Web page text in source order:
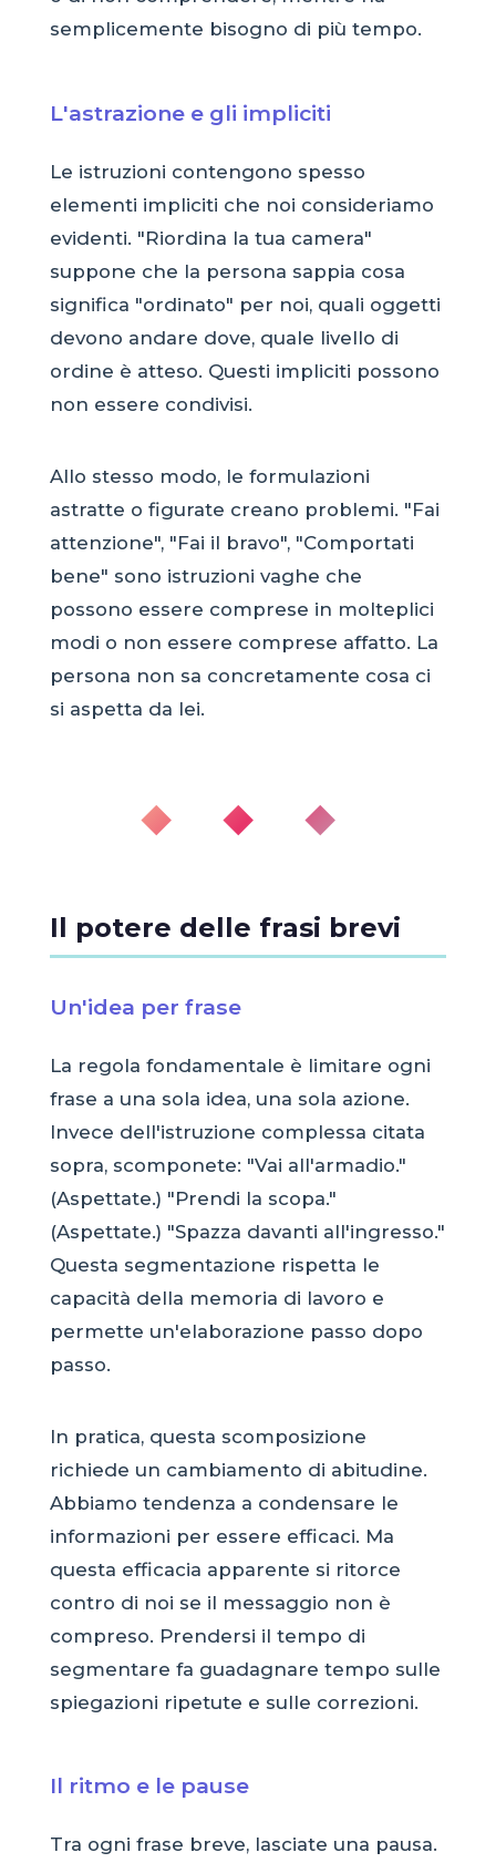
semplicemente bisogno di più tempo.
L'astrazione e gli impliciti
Le istruzioni contengono spesso
elementi impliciti che noi consideriamo
evidenti. "Riordina la tua camera"
suppone che la persona sappia cosa
significa "ordinato" per noi, quali oggetti
devono andare dove, quale livello di
ordine è atteso. Questi impliciti possono
non essere condivisi.
Allo stesso modo, le formulazioni
astratte o figurate creano problemi. "Fai
attenzione", "Fai il bravo", "Comportati
bene" sono istruzioni vaghe che
possono essere comprese in molteplici
modi o non essere comprese affatto. La
persona non sa concretamente cosa ci
si aspetta da lei.
◆ ◆ ◆
Il potere delle frasi brevi
Un'idea per frase
La regola fondamentale è limitare ogni
frase a una sola idea, una sola azione.
Invece dell'istruzione complessa citata
sopra, scomponete: "Vai all'armadio."
(Aspettate.) "Prendi la scopa."
(Aspettate.) "Spazza davanti all'ingresso."
Questa segmentazione rispetta le
capacità della memoria di lavoro e
permette un'elaborazione passo dopo
passo.
In pratica, questa scomposizione
richiede un cambiamento di abitudine.
Abbiamo tendenza a condensare le
informazioni per essere efficaci. Ma
questa efficacia apparente si ritorce
contro di noi se il messaggio non è
compreso. Prendersi il tempo di
segmentare fa guadagnare tempo sulle
spiegazioni ripetute e sulle correzioni.
Il ritmo e le pause
Tra ogni frase breve, lasciate una pausa.